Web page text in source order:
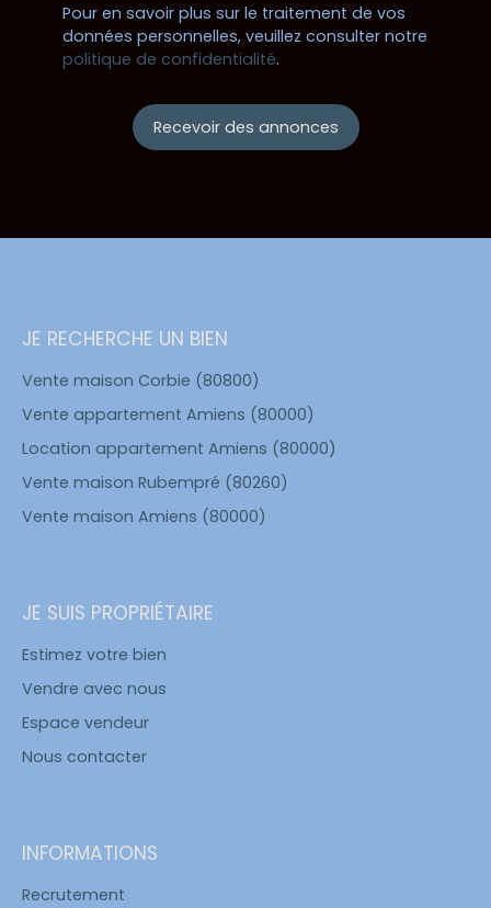
Pour en savoir plus sur le traitement de vos
données personnelles, veuillez consulter notre
politique de confidentialité.
Recevoir des annonces
JE RECHERCHE UN BIEN
Vente maison Corbie (80800)
Vente appartement Amiens (80000)
Location appartement Amiens (80000)
Vente maison Rubempré (80260)
Vente maison Amiens (80000)
JE SUIS PROPRIÉTAIRE
Estimez votre bien
Vendre avec nous
Espace vendeur
Nous contacter
INFORMATIONS
Recrutement